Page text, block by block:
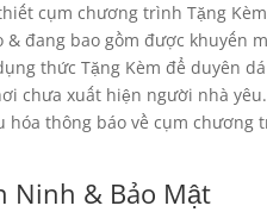
cụm chương trình Tặng
& đang bao gồm được khuyến
thức Tặng Kèm để duyên
chưa xuất hiện người nhà
hóa thông báo về cụm
Ninh & Bảo Mật